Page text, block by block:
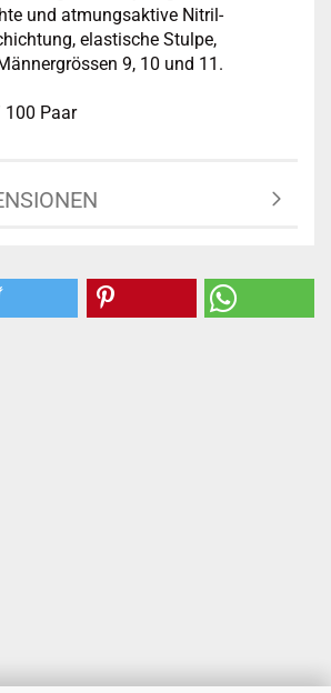
und atmungsaktive Nitril-
elastische Stulpe,
9, 10 und 11.
100 Paar